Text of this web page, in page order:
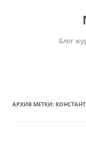
Блог
АРХИВ МЕТКИ: